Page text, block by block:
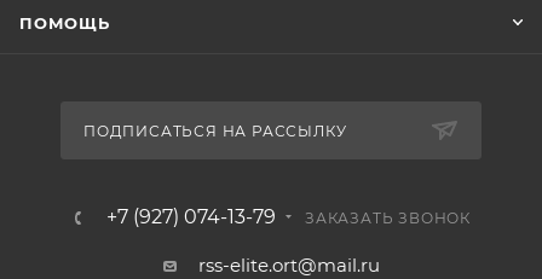
ПОМОЩЬ
ПОДПИСАТЬСЯ НА РАССЫЛКУ
+7 (927) 074-13-79 ЗАКАЗАТЬ ЗВОНОК
rss-elite.ort@mail.ru